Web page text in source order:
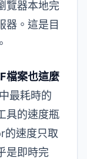
覽器本地完
器。這是目
檔案也這麼
最耗時的
具的速度瓶
的速度只取
是即時完